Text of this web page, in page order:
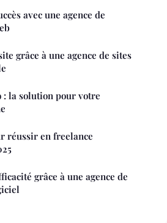
avec une agence de
grâce à une agence de sites
: la solution pour votre
réussir en freelance
grâce à une agence de